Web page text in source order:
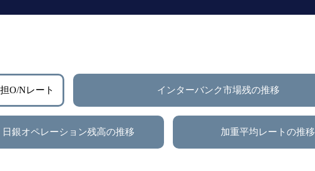
O/Nレート インターバンク市場残の推移
日銀オペレーション残高の推移 加重平均レートの推移